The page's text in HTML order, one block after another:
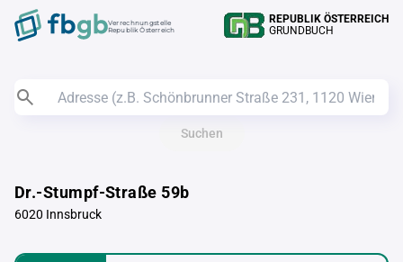
Verrechnungstelle
Republik Österreich
REPUBLIK ÖSTERREICH
GRUNDBUCH
Suchen
Dr.-Stumpf-Straße 59b
6020 Innsbruck